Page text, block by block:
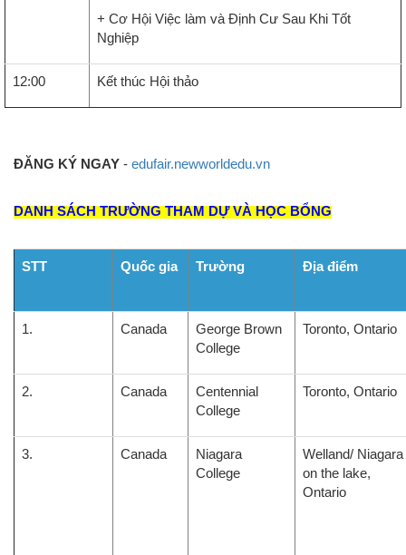
+ Cơ Hội Việc làm và Định Cư Sau Khi Tốt
Nghiệp
12:00 Kết thúc Hội thảo
ĐĂNG KÝ NGAY - edufair.newworldedu.vn
DANH SÁCH TRƯỜNG THAM DỰ VÀ HỌC BỔNG
STT Quốc gia Trường Địa điểm
1. Canada
George Brown
College
Toronto, Ontario
2. Canada
Centennial
College
Toronto, Ontario
3. Canada
Niagara
College
Welland/ Niagara
on the lake,
Ontario